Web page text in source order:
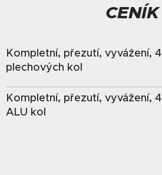
CENÍK
Kompletní, přezutí, vyvážení, 4
plechových kol
Kompletní, přezutí, vyvážení, 4
ALU kol